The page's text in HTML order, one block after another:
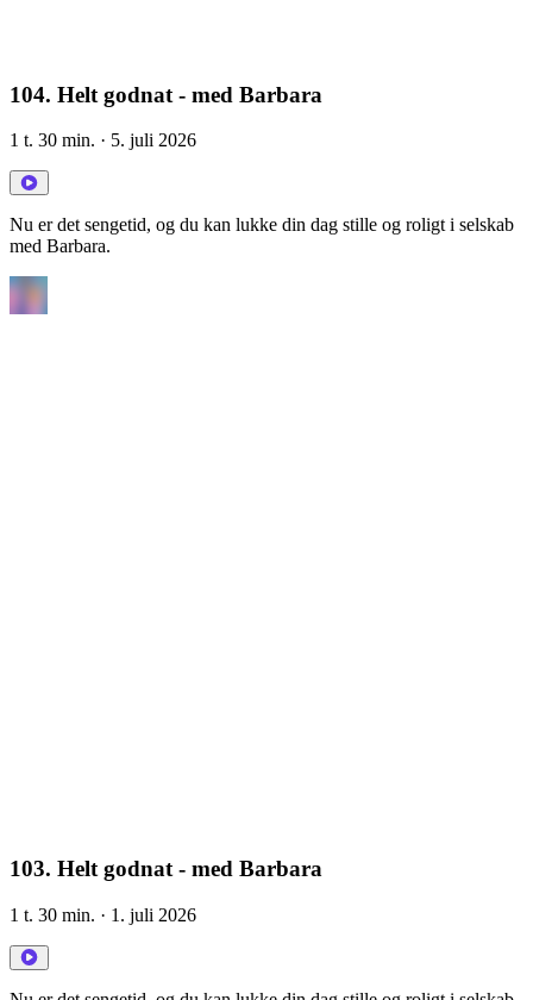
104. Helt godnat - med Barbara
1 t. 30 min. · 5. juli 2026
Nu er det sengetid, og du kan lukke din dag stille og roligt i selskab
med Barbara.
103. Helt godnat - med Barbara
1 t. 30 min. · 1. juli 2026